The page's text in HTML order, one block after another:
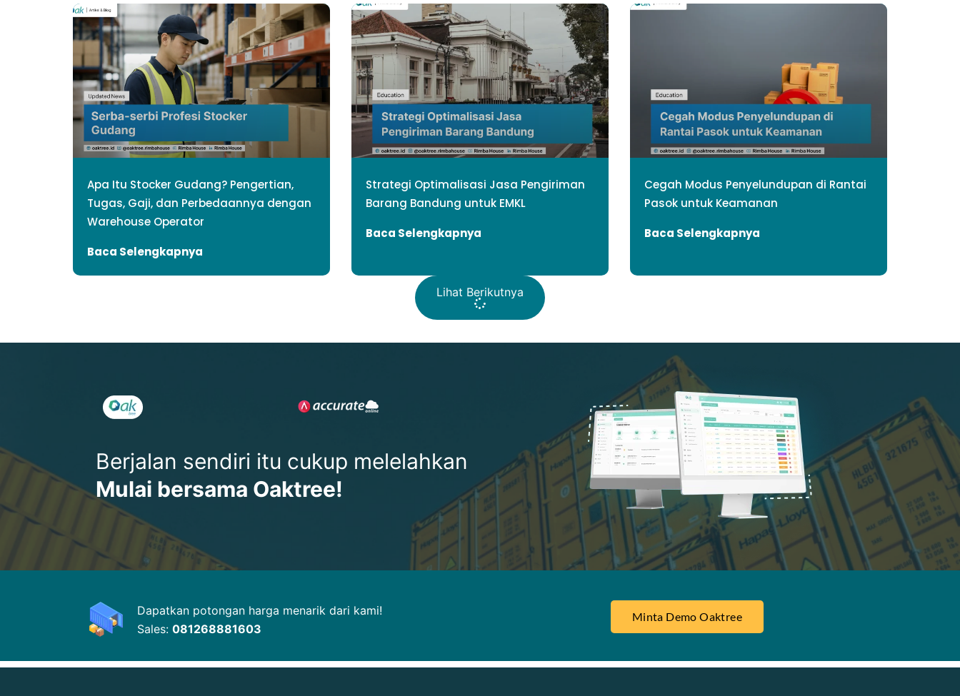
Apa Itu Stocker Gudang? Pengertian,
Tugas, Gaji, dan Perbedaannya dengan
Warehouse Operator
Baca Selengkapnya
Strategi Optimalisasi Jasa Pengiriman
Barang Bandung untuk EMKL
Baca Selengkapnya
Cegah Modus Penyelundupan di Rantai
Pasok untuk Keamanan
Baca Selengkapnya
Lihat Berikutnya
Berjalan sendiri itu cukup melelahkan
Mulai bersama Oaktree!
Dapatkan potongan harga menarik dari kami!
Sales:081268881603
Minta Demo Oaktree